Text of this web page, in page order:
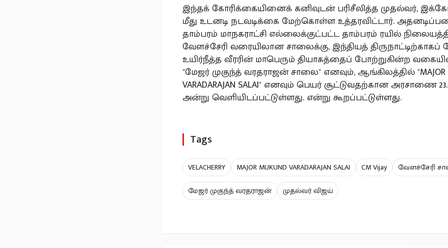
இந்தக் கோரிக்கையினைக் கனிவுடன் பரிசீலித்த முதல்வர்,
மீது உடனடி நடவடிக்கை மேற்கொள்ள உத்தரவிட்டார்.
தாம்பரம் மாநகராட்சி எல்லைக்குட்பட்ட தாம்பரம் ரயில்
வேளச்சேரி வரையிலான சாலைக்கு, இந்தியத் திருநாட்டிற்காகப்
உயிர்நீத்த வீரரின் மாபெரும் தியாகத்தைப் போற்றுகின்ற
"மேஜர் முகுந்த் வரதராஜன் சாலை" எனவும், ஆங்கிலத்தில் "MAJOR
VARADARAJAN SALAI" எனவும் பெயர் சூட்டுவதற்கான அரசாணை
அன்று வெளியிடப்பட்டுள்ளது. என்று கூறப்பட்டுள்ளது.
Tags
VELACHERRY MAJOR MUKUND VARADARAJAN SALAI CM Vijay
வேளச்சேரி
மேஜர் முகுந்த் வரதராஜன்
முதல்வர் விஜய்